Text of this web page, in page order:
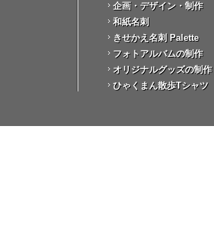
企画・デザイン・制作
和紙名刺
きせかえ名刺 Palette
フォトアルバムの制作
オリジナルグッズの制作
ひゃくまん散歩Tシャツ